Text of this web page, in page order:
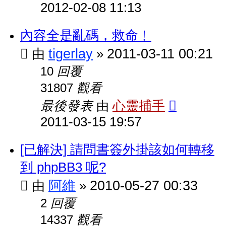
2012-02-08 11:13
內容全是亂碼，救命﹗
由 tigerlay » 2011-03-11 00:21
10 回覆
31807 觀看
最後發表 由心靈捕手
2011-03-15 19:57
[已解決] 請問書簽外掛該如何轉移
到 phpBB3 呢?
由 阿維 » 2010-05-27 00:33
2 回覆
14337 觀看